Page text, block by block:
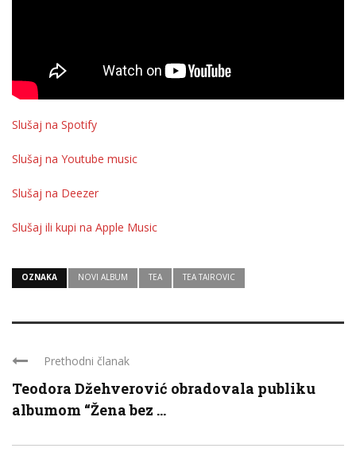
Slušaj na Spotify
Slušaj na Youtube music
Slušaj na Deezer
Slušaj ili kupi na Apple Music
OZNAKA NOVI ALBUM TEA TEA TAIROVIC
Prethodni članak
Teodora Džehverović obradovala publiku
albumom “Žena bez ...